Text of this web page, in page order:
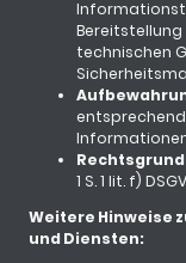
technischen
1 S. 1 lit. f)
Weitere Hinweise
und Diensten: